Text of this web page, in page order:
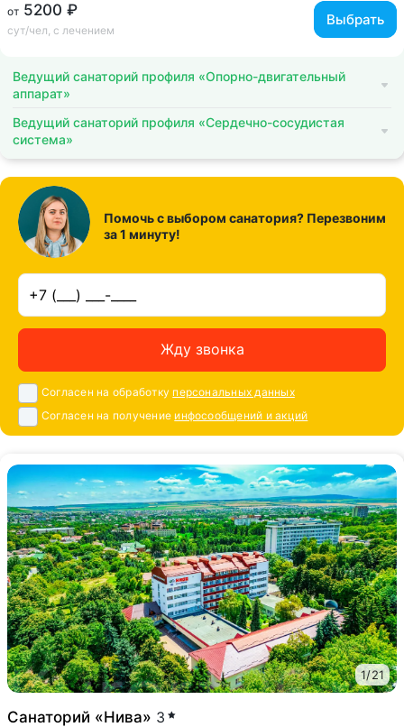
от 5200 ₽
сут/чел, с лечением
Выбрать
Ведущий санаторий профиля «Опорно-двигательный
аппарат»
Ведущий санаторий профиля «Сердечно-сосудистая
система»
Помочь с выбором санатория? Перезвоним
за 1 минуту!
Жду звонка
Согласен на обработку персональных данных
Согласен на получение инфосообщений и акций
1/21
Санаторий «Нива» 3